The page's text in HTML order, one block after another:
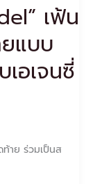
เฟ้น
แบบ
อเจนซี่
าย ร่วมเป็นส